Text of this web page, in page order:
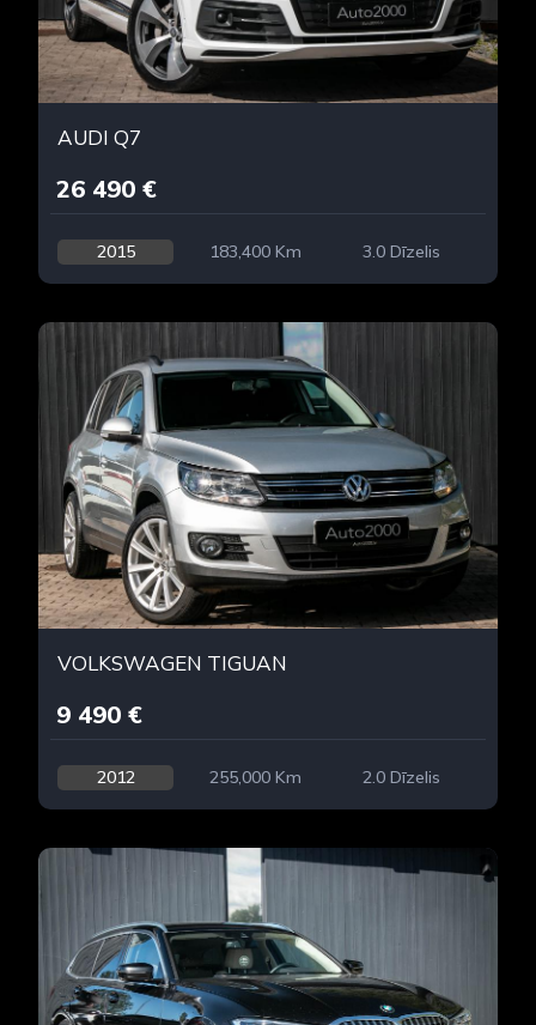
AUDI Q7
26 490 €
2015 183,400 Km 3.0 Dīzelis
VOLKSWAGEN TIGUAN
9 490 €
2012 255,000 Km 2.0 Dīzelis